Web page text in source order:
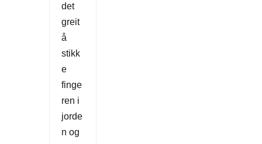
det
greit
å
stikk
e
finge
ren i
jorde
n og